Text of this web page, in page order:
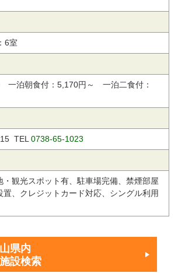
6室
一泊朝食付：5,170円～ 一泊二食付：
TEL 0738-65-1023
・観光スポット有、駐車場完備、禁煙部屋
置、クレジットカード対応、シングル利用
県内
設検索